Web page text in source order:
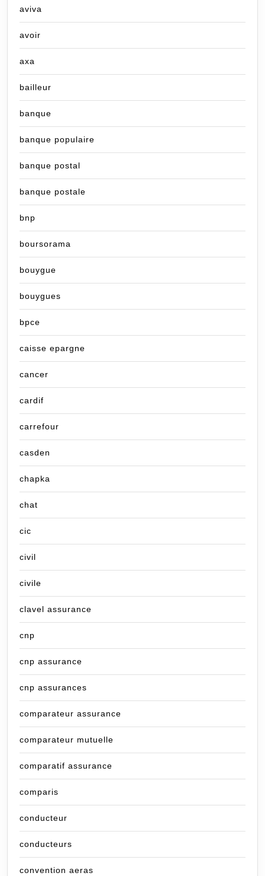
aviva
avoir
axa
bailleur
banque
banque populaire
banque postal
banque postale
bnp
boursorama
bouygue
bouygues
bpce
caisse epargne
cancer
cardif
carrefour
casden
chapka
chat
cic
civil
civile
clavel assurance
cnp
cnp assurance
cnp assurances
comparateur assurance
comparateur mutuelle
comparatif assurance
comparis
conducteur
conducteurs
convention aeras